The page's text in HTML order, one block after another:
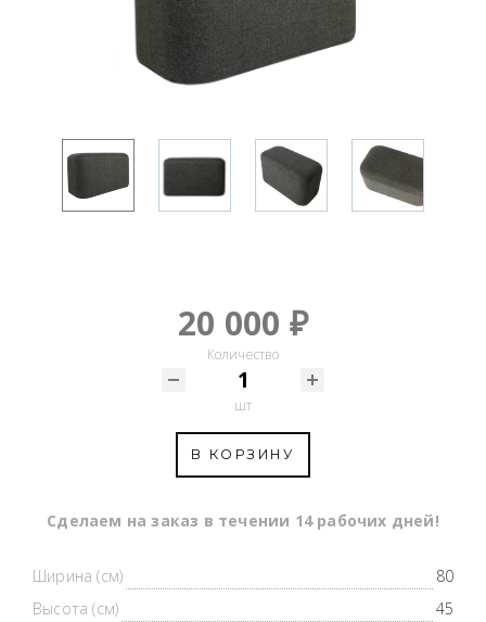
20 000 ₽
Количество
шт
В КОРЗИНУ
Cделаем на заказ в течении 14 рабочих дней!
Ширина (см)
80
Высота (см)
45